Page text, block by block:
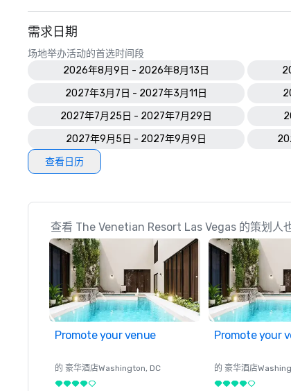
需求日期
场地举办活动的首选时间段
2026年8月9日 - 2026年8月13日
2027年3月7日 - 2027年3月11日
2027年7月25日 - 2027年7月29日
2027年9月5日 - 2027年9月9日
查看日历
查看 The Venetian Resort Las Vegas 的策划人
Promote your venue
的 豪华酒店Washington, DC
Promote your
的 豪华酒店